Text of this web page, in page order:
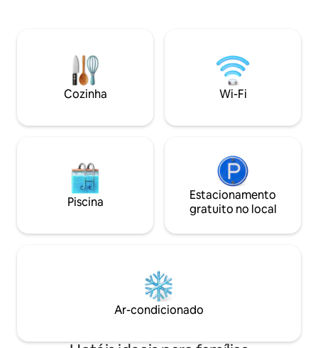
de basquete, quadra de picles coberta,
quadra de picles coberta, área de
piquenique com churrasqueira.
Comodidades do condomínio:
lavatório/secador de roupa, cozinha
Cozinha Wi-Fi
Piscina
Estacionamento
gratuito no local
Ar-condicionado